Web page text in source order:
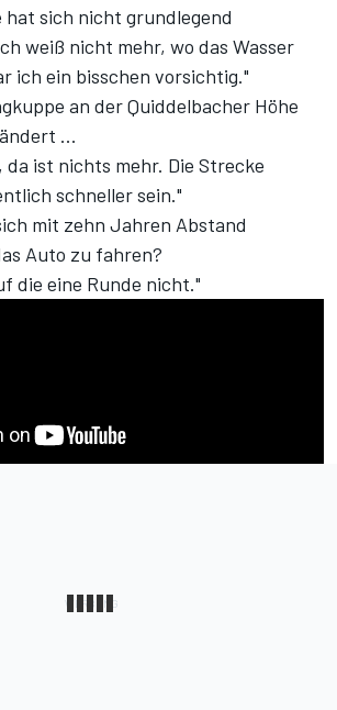
hat sich nicht grundlegend
weiß nicht mehr, wo das Wasser
ich ein bisschen vorsichtig."
an der Quiddelbacher Höhe
...
da ist nichts mehr. Die Strecke
schneller sein."
mit zehn Jahren Abstand
Auto zu fahren?
die eine Runde nicht."